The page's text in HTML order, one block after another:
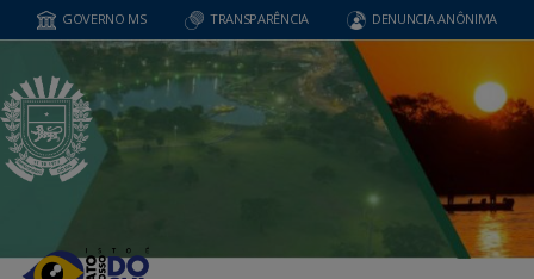
GOVERNO MS TRANSPARÊNCIA DENUNCIA ANÔNIMA